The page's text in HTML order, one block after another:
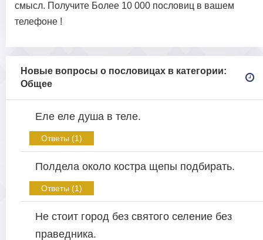
смысл. Получите Более 10 000 пословиц в вашем
телефоне !
Новые вопросы о пословицах в категории:
Общее
Еле еле душа в теле.
Ответы (1)
Полдела около костра щепы подбирать.
Ответы (1)
Не стоит город без святого селение без
праведника.